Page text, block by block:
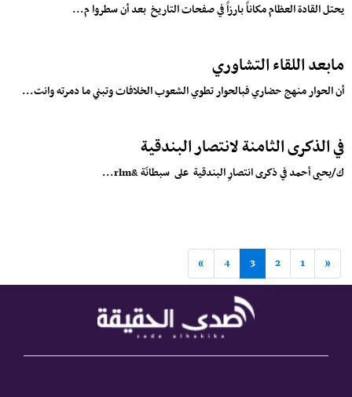
يحتل القادة العظام مكاناً بارزاً في صفحات التاريخ بعد أن سطروا م...
مابعد اللقاء التشاوري
أن الحوار منهج حضاري فبالحوار تطوي الشعوب الخلافات وتبني ما دمرته وانت...
في الذكرى الثامنة لانتصار البندقية
ك/يحيى أحمد في ذكرى انتصارِ البندقية على سبطانَة &rlm...
«
1
2
3
4
»